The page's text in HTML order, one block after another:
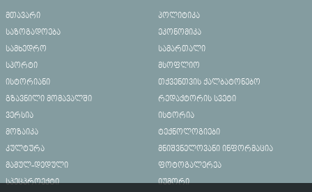
მთავარი
პოლიტიკა
საზოგადოება
ეკონომიკა
სამხედრო
სამართალი
სპორტი
მსოფლიო
ისტორიანი
თქვენთვის ქალბატონებო
გზავნილი მომავალში
რედაქტორის სვეტი
ვერსია
ისტორია
მოზაიკა
ტექნოლოგიები
კულტურა
მნიშვნელოვანი ინფორმაცია
მამულ-დედული
ფოტოგალერეა
სპეცპროექტი
იუმორი